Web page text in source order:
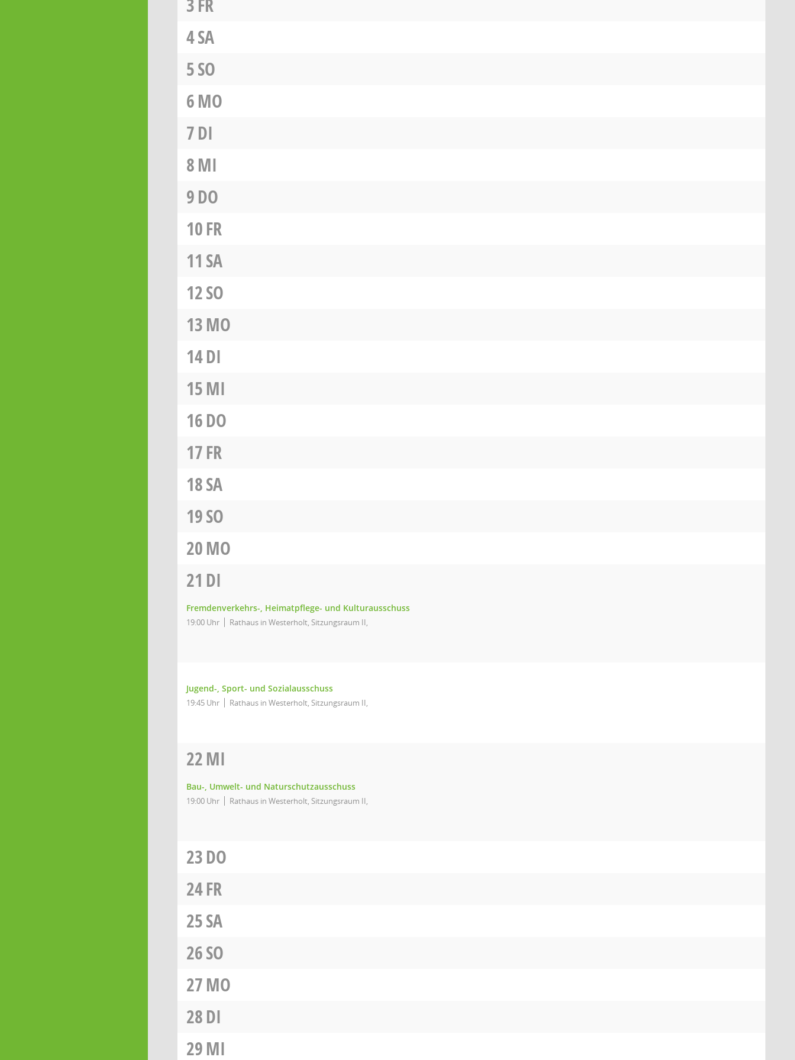
3 FR
4SA
5SO
6MO
7DI
8MI
9DO
10FR
11 SA
12SO
13MO
14DI
15MI
16DO
17FR
18SA
19SO
20MO
21 DI
Fremdenverkehrs-, Heimatpflege- und Kulturausschuss
19:00 Uhr Rathaus in Westerholt, Sitzungsraum II,
Jugend-, Sport- und Sozialausschuss
19:45 Uhr Rathaus in Westerholt, Sitzungsraum II,
22MI
Bau-, Umwelt- und Naturschutzausschuss
19:00 Uhr Rathaus in Westerholt, Sitzungsraum II,
23DO
24FR
25SA
26SO
27MO
28DI
29MI